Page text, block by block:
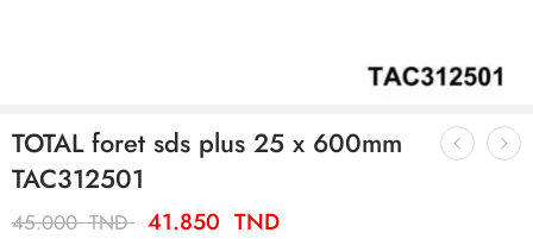
TOTAL foret sds plus 25 x 600mm
TAC312501
45.000TND 41.850 TND